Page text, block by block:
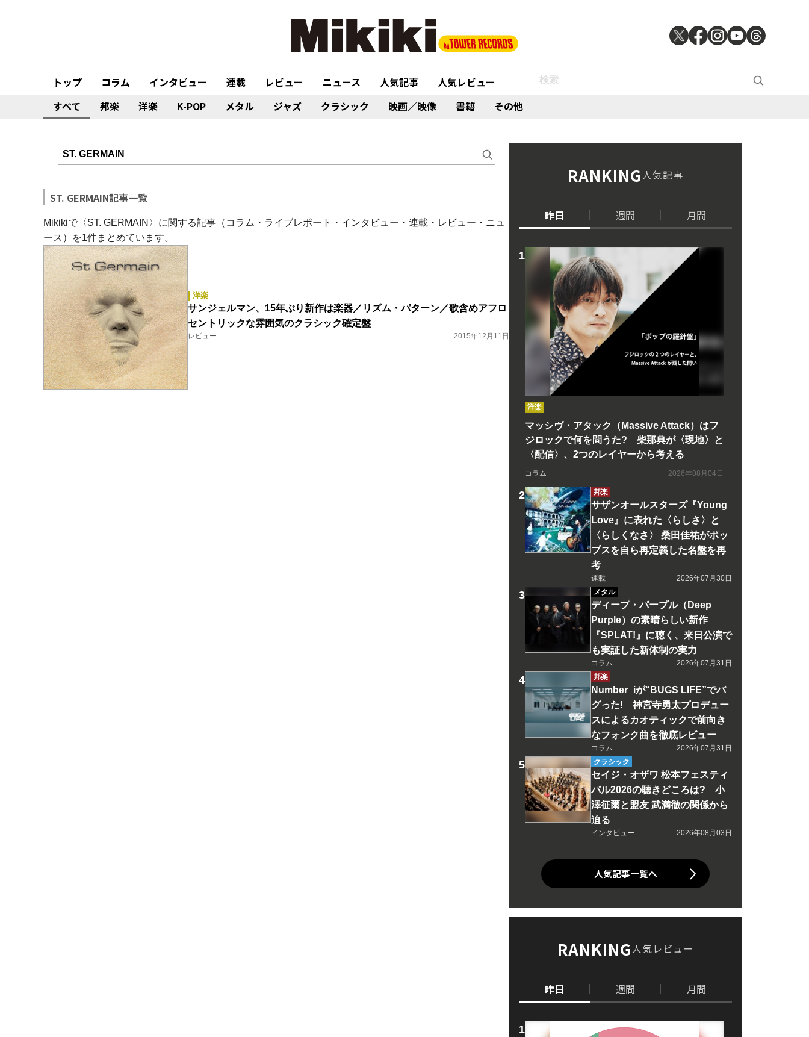
トップ コラム インタビュー 連載 レビュー ニュース 人気記事
人気レビュー
すべて
邦楽 洋楽 K-POP メタル ジャズ クラシック 映画／映像 書籍 その他
ST. GERMAIN記事一覧
Mikikiで〈ST. GERMAIN〉に関する記事（コラム・ライブレポート・インタビュー・連載・レビュー・ニュ
ース）を1件まとめています。
洋楽
サンジェルマン、15年ぶり新作は楽器／リズム・パターン／歌含めアフロ
セントリックな雰囲気のクラシック確定盤
レビュー 2015年12月11日
RANKING人気記事
昨日 週間 月間
洋楽
マッシヴ・アタック（Massive Attack）はフ
ジロックで何を問うた? 柴那典が〈現地〉と
〈配信〉、2つのレイヤーから考える
コラム 2026年08月04日
邦楽
サザンオールスターズ『Young
Love』に表れた〈らしさ〉と
〈らしくなさ〉 桑田佳祐がポッ
プスを自ら再定義した名盤を再
考
連載
2026年07月30日
メタル
ディープ・パープル（Deep
Purple）の素晴らしい新作
『SPLAT!』に聴く、来日公演で
も実証した新体制の実力
コラム
2026年07月31日
邦楽
Number_iが“BUGS LIFE”でバ
グった! 神宮寺勇太プロデュー
スによるカオティックで前向き
なフォンク曲を徹底レビュー
コラム
2026年07月31日
クラシック
セイジ・オザワ 松本フェスティ
バル2026の聴きどころは? 小
澤征爾と盟友 武満徹の関係から
迫る
インタビュー 2026年08月03日
人気記事一覧へ
RANKING人気レビュー
昨日 週間 月間